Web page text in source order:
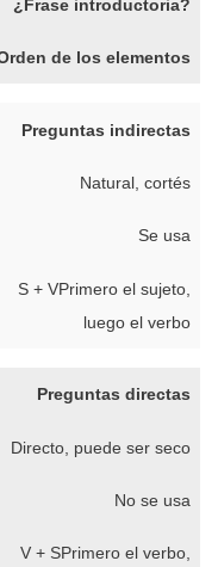
¿Frase introductoria?
de los elementos
Preguntas indirectas
Natural, cortés
Se usa
S + VPrimero el sujeto,
luego el verbo
Preguntas directas
Directo, puede ser seco
No se usa
V + SPrimero el verbo,